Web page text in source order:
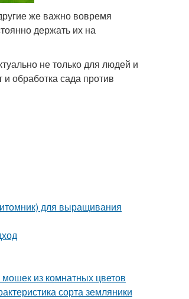
же важно вовремя
держать их на
не только для людей и
обработка сада против
для выращивания
из комнатных цветов
сорта земляники